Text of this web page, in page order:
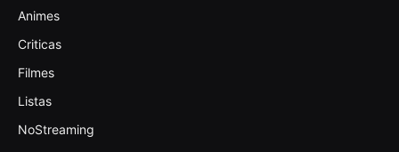
Animes
Criticas
Filmes
Listas
NoStreaming